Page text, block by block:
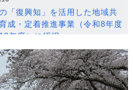
「復興知」を活用した地域共
成・定着推進事業（令和8年度
年度）に採択